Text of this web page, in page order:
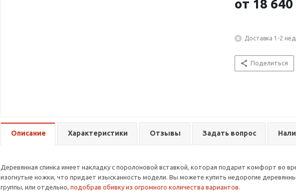
от 18 640
Доставка 1-2
Поделиться
Описание Характеристики Отзывы Задать вопрос
Деревянная спинка имеет накладку с поролоновой вставкой, которая подарит комфорт во
изогнутые ножки, что придает изысканность модели. Вы можете купить недорогие
группы, или отдельно, подобрав обивку из огромного количества вариантов.